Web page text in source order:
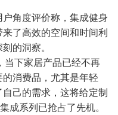
角度评价称，集成健身
了高效的空间和时间利
的洞察。
当下家居产品已经不再
消费品，尤其是年轻
己的需求，这将给定制
成系列已抢占了先机。